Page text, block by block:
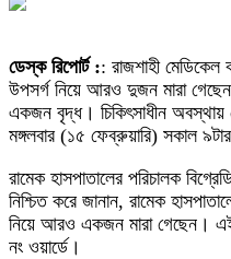
ডেস্ক রিপোর্ট :: রাজশাহী
উপসর্গ নিয়ে আরও দুজন মারা
একজন বৃদ্ধ। চিকিৎসাধীন অবস্থায়
মঙ্গলবার (১৫ ফেব্রুয়ারি) সকাল
রামেক হাসপাতালের পরিচালক
নিশ্চিত করে জানান, রামেক
নিয়ে আরও একজন মারা গেছেন।
নং ওয়ার্ডে।